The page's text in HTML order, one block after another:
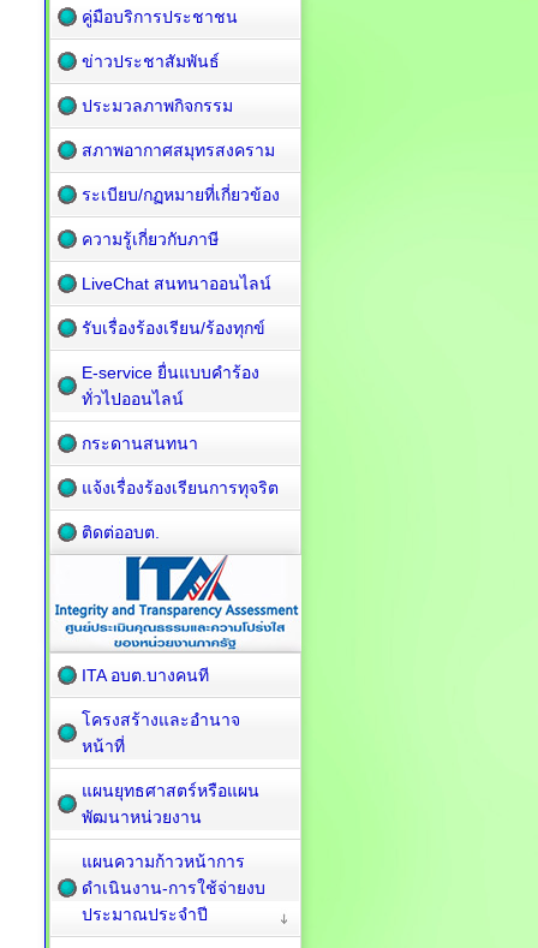
คู่มือบริการประชาชน
ข่าวประชาสัมพันธ์
ประมวลภาพกิจกรรม
สภาพอากาศสมุทรสงคราม
ระเบียบ/กฏหมายที่เกี่ยวข้อง
ความรู้เกี่ยวกับภาษี
LiveChat สนทนาออนไลน์
รับเรื่องร้องเรียน/ร้องทุกข์
E-service ยื่นแบบคำร้อง
ทั่วไปออนไลน์
กระดานสนทนา
แจ้งเรื่องร้องเรียนการทุจริต
ติดต่ออบต.
ITA อบต.บางคนที
โครงสร้างและอำนาจ
หน้าที่
แผนยุทธศาสตร์หรือแผน
พัฒนาหน่วยงาน
แผนความก้าวหน้าการ
ดำเนินงาน-การใช้จ่ายงบ
ประมาณประจำปี